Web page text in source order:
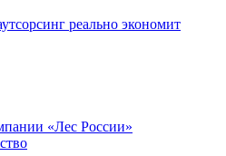
реально экономит
«Лес России»